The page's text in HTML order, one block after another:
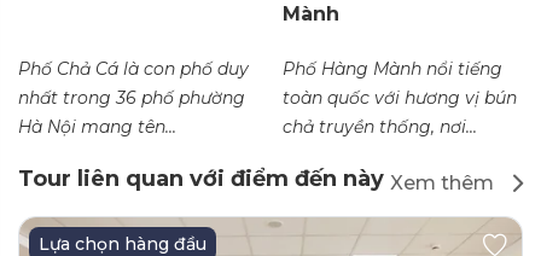
Phố Chả Cá là con phố duy
nhất trong 36 phố phường
Hà Nội mang tên...
Mành
Phố Hàng Mành nổi tiếng
toàn quốc với hương vị bún
chả truyền thống, nơi...
Tour liên quan với điểm đến này Xem thêm
Lựa chọn hàng đầu